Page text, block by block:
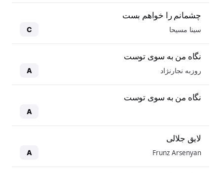
چشمانم را خواهم بست
سینا مسیحا C
نگاه من به سوی توست
روزبه نجارنژاد A
نگاه من به سوی توست
A
لایق جلالی
Frunz Arsenyan
A